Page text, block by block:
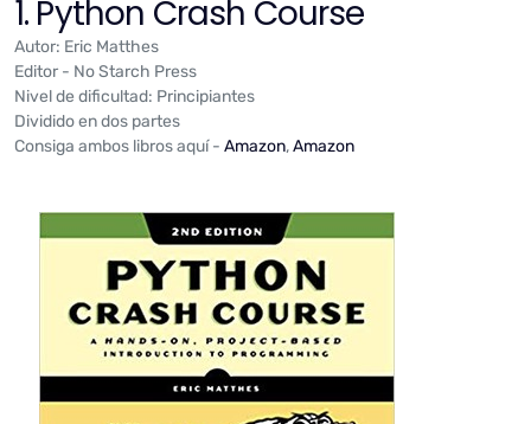
1. Python Crash Course
Autor: Eric Matthes
Editor - No Starch Press
Nivel de dificultad: Principiantes
Dividido en dos partes
Consiga ambos libros aquí - Amazon,Amazon